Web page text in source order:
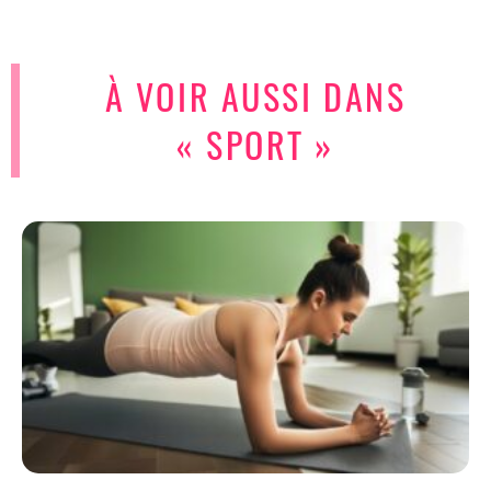
À VOIR AUSSI DANS
« SPORT »